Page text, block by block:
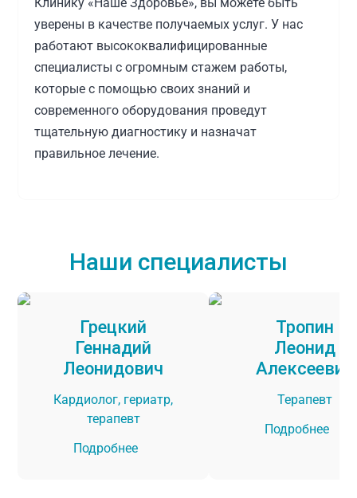
уверены в качестве получаемых услуг. У нас
работают высококвалифицированные
специалисты с огромным стажем работы,
которые с помощью своих знаний и
современного оборудования проведут
тщательную диагностику и назначат
правильное лечение.
Наши специалисты
Грецкий
Геннадий
Леонидович
Кардиолог, гериатр,
терапевт
Подробнее
Тропин
Леонид
Алексеевич
Терапевт
Подробнее